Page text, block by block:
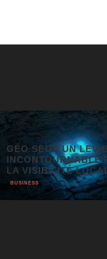
SEO : UN LEVIER
LOCALE